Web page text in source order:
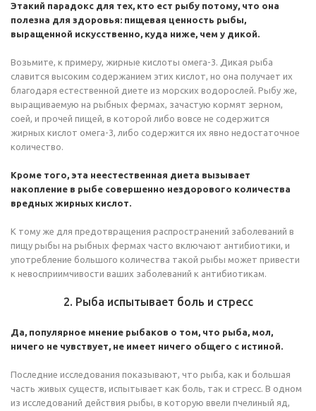
Этакий парадокс для тех, кто ест рыбу потому, что она
полезна для здоровья: пищевая ценность рыбы,
выращенной искусственно, куда ниже, чем у дикой.
Возьмите, к примеру, жирные кислоты омега-3. Дикая рыба
славится высоким содержанием этих кислот, но она получает их
благодаря естественной диете из морских водорослей. Рыбу же,
выращиваемую на рыбных фермах, зачастую кормят зерном,
соей, и прочей пищей, в которой либо вовсе не содержится
жирных кислот омега-3, либо содержится их явно недостаточное
количество.
Кроме того, эта неестественная диета вызывает
накопление в рыбе совершенно нездорового количества
вредных жирных кислот.
К тому же для предотвращения распространений заболеваний в
пищу рыбы на рыбных фермах часто включают антибиотики, и
употребление большого количества такой рыбы может привести
к невосприимчивости ваших заболеваний к антибиотикам.
2. Рыба испытывает боль и стресс
Да, популярное мнение рыбаков о том, что рыба, мол,
ничего не чувствует, не имеет ничего общего с истиной.
Последние исследования показывают, что рыба, как и большая
часть живых существ, испытывает как боль, так и стресс. В одном
из исследований действия рыбы, в которую ввели пчелиный яд,